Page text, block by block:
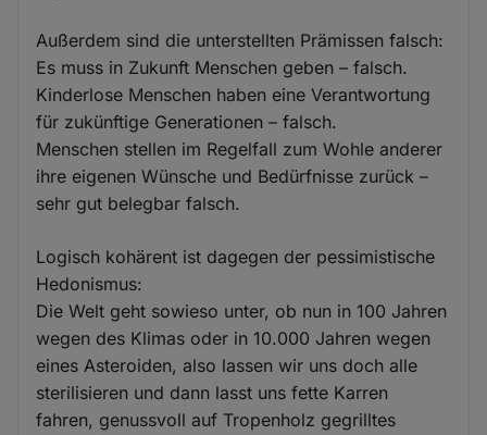
Außerdem sind die unterstellten Prämissen falsch:
Es muss in Zukunft Menschen geben – falsch.
Kinderlose Menschen haben eine Verantwortung
für zukünftige Generationen – falsch.
Menschen stellen im Regelfall zum Wohle anderer
ihre eigenen Wünsche und Bedürfnisse zurück –
sehr gut belegbar falsch.
Logisch kohärent ist dagegen der pessimistische
Hedonismus:
Die Welt geht sowieso unter, ob nun in 100 Jahren
wegen des Klimas oder in 10.000 Jahren wegen
eines Asteroiden, also lassen wir uns doch alle
sterilisieren und dann lasst uns fette Karren
fahren, genussvoll auf Tropenholz gegrilltes